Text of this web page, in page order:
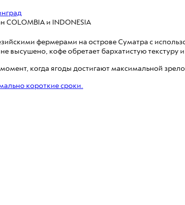
COLOMBIA и INDONESIA
фермерами на острове Суматра с
высушено, кофе обретает бархатистую текстуру
когда ягоды достигают максимальной
короткие сроки.